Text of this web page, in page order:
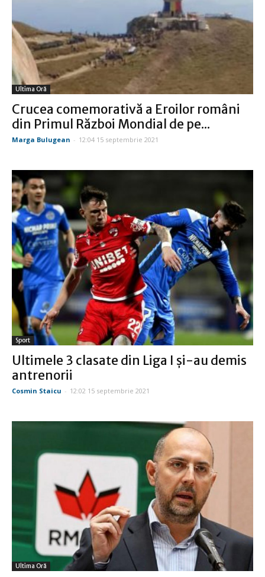
Ultima Oră
Crucea comemorativă a Eroilor români
din Primul Război Mondial de pe...
Marga Bulugean - 12:04 15 septembrie 2021
Sport
Ultimele 3 clasate din Liga I şi-au demis
antrenorii
Cosmin Staicu - 12:02 15 septembrie 2021
Ultima Oră